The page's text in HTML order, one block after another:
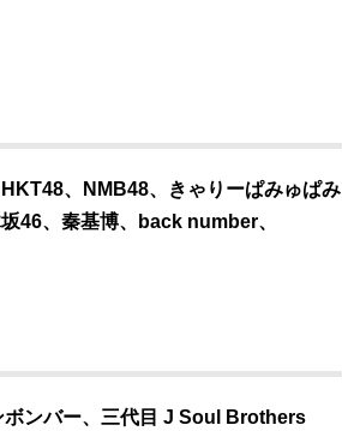
、NMB48、きゃりーぱみゅぱみ
46、秦基博、back number、
ンバー、三代目 J Soul Brothers